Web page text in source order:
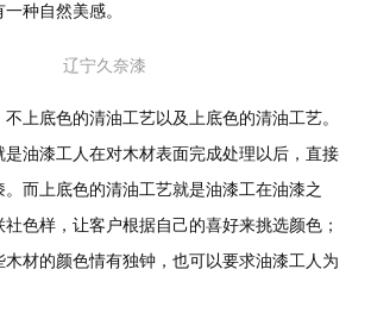
种自然美感。
辽宁久奈漆
上底色的清油工艺以及上底色的清油工艺。
油漆工人在对木材表面完成处理以后，直接
而上底色的清油工艺就是油漆工在油漆之
色样，让客户根据自己的喜好来挑选颜色；
材的颜色情有独钟，也可以要求油漆工人为